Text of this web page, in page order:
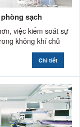
sạch
việc kiểm soát sự
không khí chủ
Chi tiết